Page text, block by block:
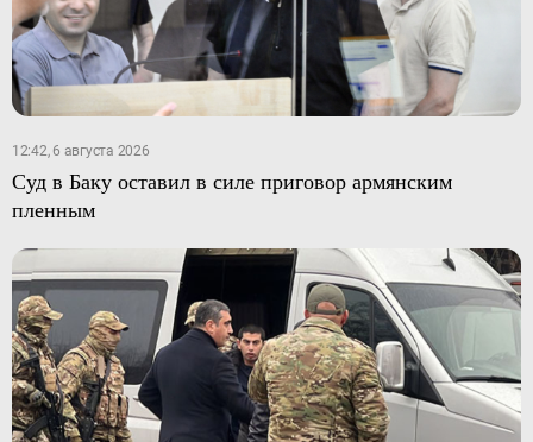
12:42, 6 августа 2026
Суд в Баку оставил в силе приговор армянским
пленным